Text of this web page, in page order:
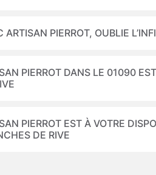
ARTISAN PIERROT, OUBLIE
PIERROT DANS LE 01090
PIERROT EST À VOTRE
DE RIVE